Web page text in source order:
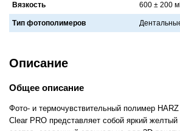
Вязкость 600 ± 200
Тип фотополимеров
Описание
Общее описание
Фото- и термочувствительный полимер
Clear PRO представляет собой яркий